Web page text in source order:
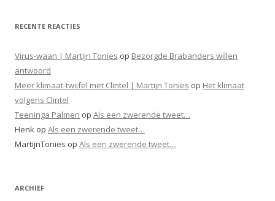
RECENTE REACTIES
Virus-waan | Martijn Tonies op Bezorgde Brabanders willen
antwoord
Meer klimaat-twijfel met Clintel | Martijn Tonies op Het klimaat
volgens Clintel
Teeninga Palmen op Als een zwerende tweet…
Henk op Als een zwerende tweet…
MartijnTonies op Als een zwerende tweet…
ARCHIEF